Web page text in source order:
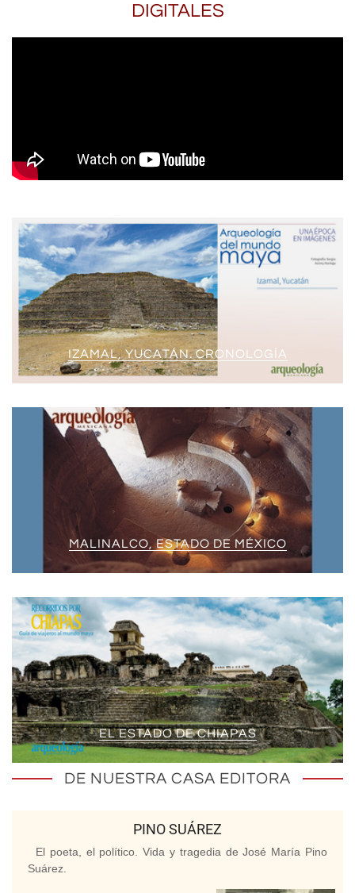
DIGITALES
IZAMAL, YUCATÁN. CRONOLOGÍA
MALINALCO, ESTADO DE MÉXICO
EL ESTADO DE CHIAPAS
DE NUESTRA CASA EDITORA
PINO SUÁREZ
El poeta, el político. Vida y tragedia de José María Pino
Suárez.